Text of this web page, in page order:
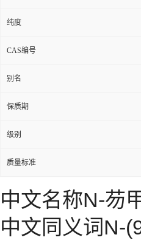
纯度
CAS编号
别名
保质期
级别
质量标准
中文名称N-芴
中文同义词N-